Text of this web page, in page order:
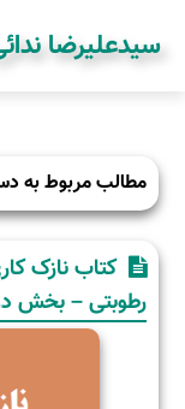
سیدعلیرضا
مطالب مربوط به
رطوبتی – بخش